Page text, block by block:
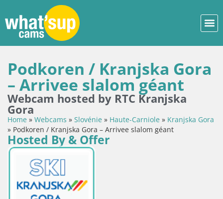
Podkoren / Kranjska Gora
– Arrivee slalom géant
Webcam hosted by RTC Kranjska
Gora
Home » Webcams » Slovénie » Haute-Carniole » Kranjska Gora
» Podkoren / Kranjska Gora – Arrivee slalom géant
Hosted By & Offer